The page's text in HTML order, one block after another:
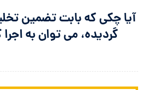
آیا چکی که بابت تضمین
گردیده، می توان به